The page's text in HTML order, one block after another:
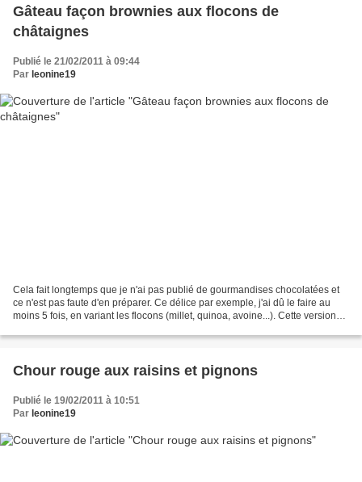
Gâteau façon brownies aux flocons de
châtaignes
Publié le 21/02/2011 à 09:44
Par leonine19
Cela fait longtemps que je n'ai pas publié de gourmandises chocolatées et
ce n'est pas faute d'en préparer. Ce délice par exemple, j'ai dû le faire au
moins 5 fois, en variant les flocons (millet, quinoa, avoine...). Cette version
Chour rouge aux raisins et pignons
Publié le 19/02/2011 à 10:51
Par leonine19